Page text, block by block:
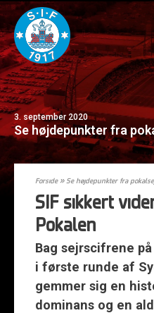
3. september 2020
Se højdepunkter fra
Forside»Se højdepunkter fra
SIF sikkert
Pokalen
Bag sejrscifrene
i første runde af
gemmer sig en
dominans og en